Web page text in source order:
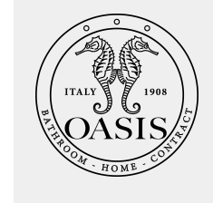
являются: Россия,
Великобритания,
Швейцария, Бельгия,
Соединенные Штаты
продукции компании
широкий выбор
домашнего интерьера
бестселлерами:
Moon; письменными
Proust; ванными
знаменитыми